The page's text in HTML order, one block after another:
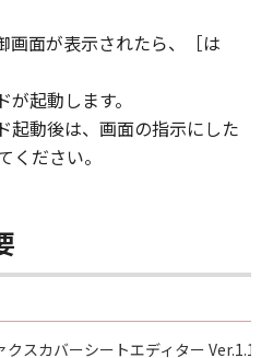
ップデート
子会社、関係会社、それ
販売店、並びにキヤノン
客様による「本ソフトウ
ること、および「本ソフ
ップデート、バグの修正
す。キヤノン、キヤノン
ノンの子会社、キヤノン
画面が表示されたら、［は
起動します。
起動後は、画面の指示にした
ください。
クスカバーシートエディター Ver.1.10